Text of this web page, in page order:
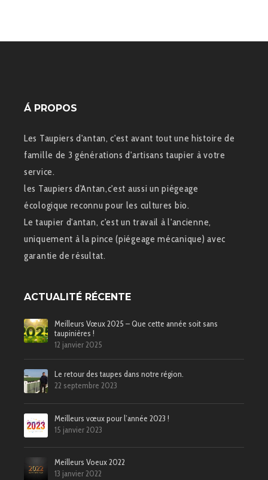
Á PROPOS
Les Taupiers d'antan, c'est avant tout une histoire de
famille de 3 générations d'artisans taupier à votre
service.
les Taupiers d'Antan,c'est aussi un piégeage
écologique reconnu pour les cultures bio.
Le taupier d'antan, c'est un travail à l'ancienne,
uniquement à la pince (piégeage mécanique) avec
garantie de résultat.
ACTUALITÉ RÉCENTE
Meilleurs Vœux 2025 – Que cette année soit sans
taupinières !
12 janvier 2025
Le retour des taupes dans notre région.
22 septembre 2023
Meilleurs vœux pour l’année 2023 !
15 janvier 2023
Meilleurs Voeux 2022
13 janvier 2022